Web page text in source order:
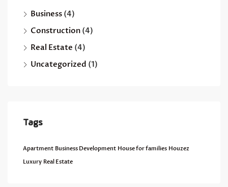
Business (4)
Construction (4)
Real Estate (4)
Uncategorized (1)
Tags
Apartment Business Development House for families Houzez
Luxury Real Estate